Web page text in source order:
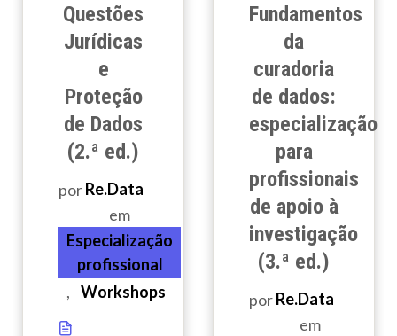
Questões
Jurídicas
e
Proteção
de Dados
(2.ª ed.)
porRe.Data
em
Especialização
profissional
, Workshops
Fundamentos
da
curadoria
de dados:
especialização
para
profissionais
de apoio à
investigação
(3.ª ed.)
porRe.Data
em